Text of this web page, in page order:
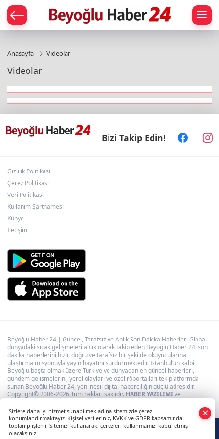
Anasayfa Videolar
Videolar
Bizi Takip Edin!
Gizlilik Politikası
Çerez Politikası
Veri Politikası
Kullanım Şartnamesi
Künye
İletişim
Beyoğlu Haber 24 | Güncel, Tarafsız ve Anlık Son Dakika Haberleri Global
dünyadaki sıcak gelişmeleri anlık olarak takip eden Beyoğlu Haber 24, son
dakika haberlerini hızlı, doğru ve tarafsız bir şekilde okuyucularına
ulaştırma misyonuyla yayın hayatını sürdürmektedir. İstanbul’un kalbi
Beyoğlu başta olmak üzere Türkiye ve dünyadan en güncel haberleri,
gündem gelişmelerini, yerel olayları ve özel röportajları tek platformda
sunan Beyoğlu Haber 24, yeni nesil dijital haberciliğin güçlü adresidir. -
Copyright© 2006-2026 Tüm hakları saklıdır. HABER YAZILIMIve
Sizlere daha iyi hizmet sunabilmek adına sitemizde çerez
konumlandırmaktayız. Kişisel verileriniz, KVKK ve GDPR kapsamında
toplanıp işlenir. Sitemizi kullanarak, çerezleri kullanmamızı kabul etmiş
olacaksınız.